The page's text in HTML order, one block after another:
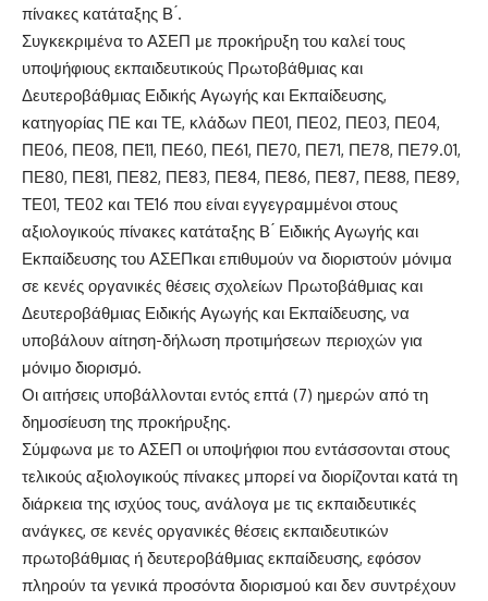
πίνακες κατάταξης Β ́.
Συγκεκριμένα το ΑΣΕΠ με προκήρυξη του καλεί τους
υποψήφιους εκπαιδευτικούς Πρωτοβάθμιας και
Δευτεροβάθμιας Ειδικής Αγωγής και Εκπαίδευσης,
κατηγορίας ΠΕ και ΤΕ, κλάδων ΠΕ01, ΠΕ02, ΠΕ03, ΠΕ04,
ΠΕ06, ΠΕ08, ΠΕ11, ΠΕ60, ΠΕ61, ΠΕ70, ΠΕ71, ΠΕ78, ΠΕ79.01,
ΠΕ80, ΠΕ81, ΠΕ82, ΠΕ83, ΠΕ84, ΠΕ86, ΠΕ87, ΠΕ88, ΠΕ89,
ΤΕ01, ΤΕ02 και ΤΕ16 που είναι εγγεγραμμένοι στους
αξιολογικούς πίνακες κατάταξης Β ́ Ειδικής Αγωγής και
Εκπαίδευσης του ΑΣΕΠκαι επιθυμούν να διοριστούν μόνιμα
σε κενές οργανικές θέσεις σχολείων Πρωτοβάθμιας και
Δευτεροβάθμιας Ειδικής Αγωγής και Εκπαίδευσης, να
υποβάλουν αίτηση-δήλωση προτιμήσεων περιοχών για
μόνιμο διορισμό.
Οι αιτήσεις υποβάλλονται εντός επτά (7) ημερών από τη
δημοσίευση της προκήρυξης.
Σύμφωνα με το ΑΣΕΠ οι υποψήφιοι που εντάσσονται στους
τελικούς αξιολογικούς πίνακες μπορεί να διορίζονται κατά τη
διάρκεια της ισχύος τους, ανάλογα με τις εκπαιδευτικές
ανάγκες, σε κενές οργανικές θέσεις εκπαιδευτικών
πρωτοβάθμιας ή δευτεροβάθμιας εκπαίδευσης, εφόσον
πληρούν τα γενικά προσόντα διορισμού και δεν συντρέχουν